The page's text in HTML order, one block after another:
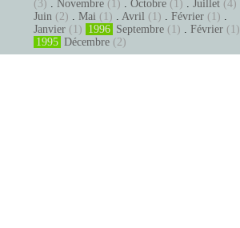
(3) . Novembre (1) . Octobre (1) . Juillet (4)
Juin (2) . Mai (1) . Avril (1) . Février (1) .
Janvier (1) 1996 Septembre (1) . Février (1)
1995 Décembre (2)